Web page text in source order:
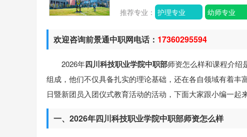
推荐专业： 护理专业 幼师专业
欢迎咨询前景通中职网电话： 17360295594
2026年四川科技职业学院中职部师资怎么样和课程介绍
组成，他们不仅具备扎实的理论基础，还在各自领域有着丰
日暨新团员入团仪式教育活动的活动，下面大家跟小编一起
一、2026年四川科技职业学院中职部师资怎么样